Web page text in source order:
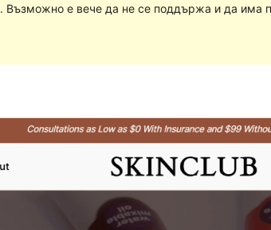
. Възможно е вече да не се поддържа и да има